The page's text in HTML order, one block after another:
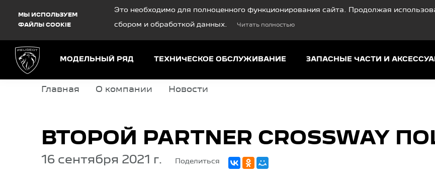
МЫ ИСПОЛЬЗУЕМ
ФАЙЛЫ COOKIE
Это необходимо для полноценного функционирования сайта. Продолжая
сбором и обработкой данных. Читать полностью
МОДЕЛЬНЫЙ РЯД ТЕХНИЧЕСКОЕ ОБСЛУЖИВАНИЕ ЗАПАСНЫЕ ЧАСТИ И
Главная О компании Новости
ВТОРОЙ PARTNER CROSSWAY
16 сентября 2021 г. Поделиться